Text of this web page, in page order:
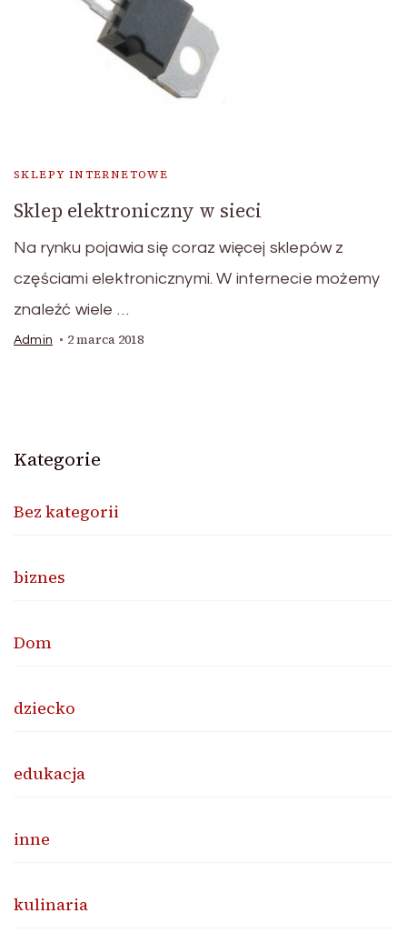
SKLEPY INTERNETOWE
Sklep elektroniczny w sieci
Na rynku pojawia się coraz więcej sklepów z
częściami elektronicznymi. W internecie możemy
znaleźć wiele …
Admin 2 marca 2018
Kategorie
Bez kategorii
biznes
Dom
dziecko
edukacja
inne
kulinaria